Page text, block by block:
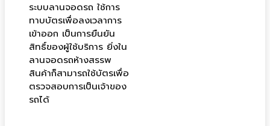
ระบบลานจอดรถ ใช้การ
ทาบบัตรเพื่อลงเวลาการ
เข้าออก เป็นการยืนยัน
สิทธิ์ของผู้ใช้บริการ ยิ่งใน
ลานจอดรถห้างสรรพ
สินค้าก็สามารถใช้บัตรเพื่อ
ตรวจสอบการเป็นเจ้าของ
รถได้